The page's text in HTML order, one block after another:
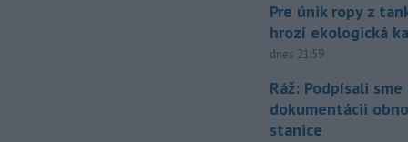
Pre únik ropy z
hrozí ekologická
dnes 21:59
Ráž: Podpísali
dokumentácii
stanice